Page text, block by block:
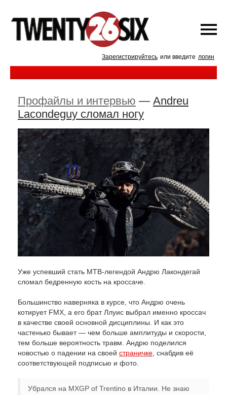
Зарегистрируйтесь или введите логин
Профайлы и интервью — Andreu
Lacondeguy сломал ногу
Уже успевший стать MTB-легендой Андрю Лакондегай
сломал бедренную кость на кроссаче.
Большинство наверняка в курсе, что Андрю очень
котирует FMX, а его брат Ллуис выбрал именно кроссач
в качестве своей основной дисциплины. И как это
частенько бывает — чем больше амплитуды и скорости,
тем больше вероятность травм. Андрю поделился
новостью о падении на своей страничке, снабдив её
соответствующей подписью и фото.
Убрался на MXGP of Trentino в Италии. Не знаю